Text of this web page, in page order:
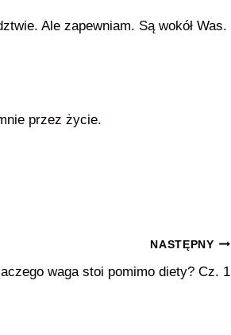
Ale zapewniam. Są wokół Was.
przez życie.
NASTĘPNY
waga stoi pomimo diety? Cz. 1